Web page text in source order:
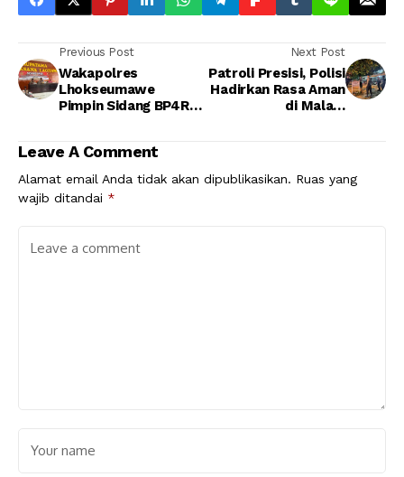
Previous Post
Wakapolres
Lhokseumawe
Pimpin Sidang BP4R,
Bermedia Sosial dan
Jaga Nama Baik Polri
Next Post
Patroli Presisi, Polisi
Hadirkan Rasa Aman
di Malam
Leave A Comment
Alamat email Anda tidak akan dipublikasikan. Ruas yang
wajib ditandai *